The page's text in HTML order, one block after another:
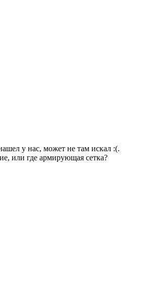
у нас, может не там искал :(.
или где армирующая сетка?